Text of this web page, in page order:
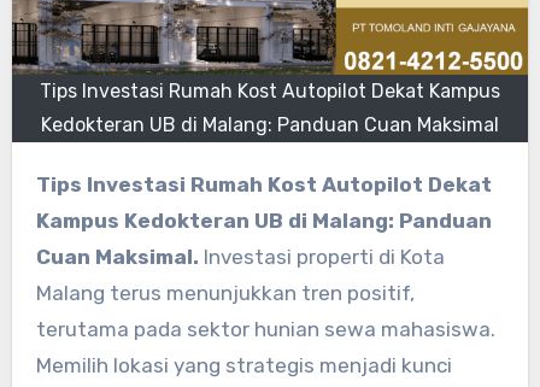
Tips Investasi Rumah Kost Autopilot Dekat Kampus
Kedokteran UB di Malang: Panduan Cuan Maksimal
Tips Investasi Rumah Kost Autopilot Dekat
Kampus Kedokteran UB di Malang: Panduan
Cuan Maksimal. Investasi properti di Kota
Malang terus menunjukkan tren positif,
terutama pada sektor hunian sewa mahasiswa.
Memilih lokasi yang strategis menjadi kunci